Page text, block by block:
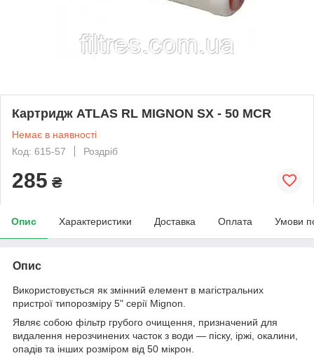
Картридж ATLAS RL MIGNON SX - 50 MCR
Немає в наявності
Код: 615-57
Роздріб
285 ₴
Опис Характеристики Доставка Оплата Умови
Опис
Використовується як змінний елемент в магістральних
пристрої типорозміру 5" серії Mignon.
Являє собою фільтр грубого очищення, призначений для
видалення нерозчинених часток з води — піску, іржі, окалини,
опадів та інших розміром від 50 мікрон.